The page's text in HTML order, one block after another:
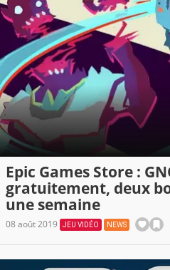
Epic Games Store :
gratuitement, deux
une semaine
08 août 2019 JEU VIDÉO NEWS